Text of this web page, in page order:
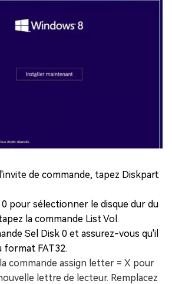
de commande, tapez Diskpart
0 pour sélectionner le disque dur du
la commande List Vol.
Sel Disk 0 et assurez-vous qu'il
FAT32.
commande assign letter = X pour
lettre de lecteur. Remplacez